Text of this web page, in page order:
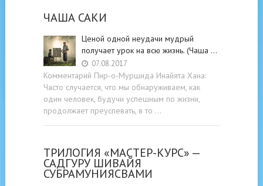
ЧАША САКИ
Ценой одной неудачи мудрый
получает урок на всю жизнь. (Чаша …
07.08.2017
Комментарий Пир-о-Муршида Инайята Хана:
Часто случается, что мы обнаруживаем, как
один человек, будучи успешным по жизни,
продолжает преуспевать, в то …
ТРИЛОГИЯ «МАСТЕР-КУРС» —
САДГУРУ ШИВАЙЯ
СУБРАМУНИЯСВАМИ